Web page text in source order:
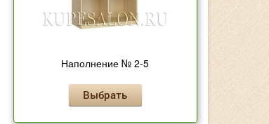
Наполнение № 2-5
Выбрать